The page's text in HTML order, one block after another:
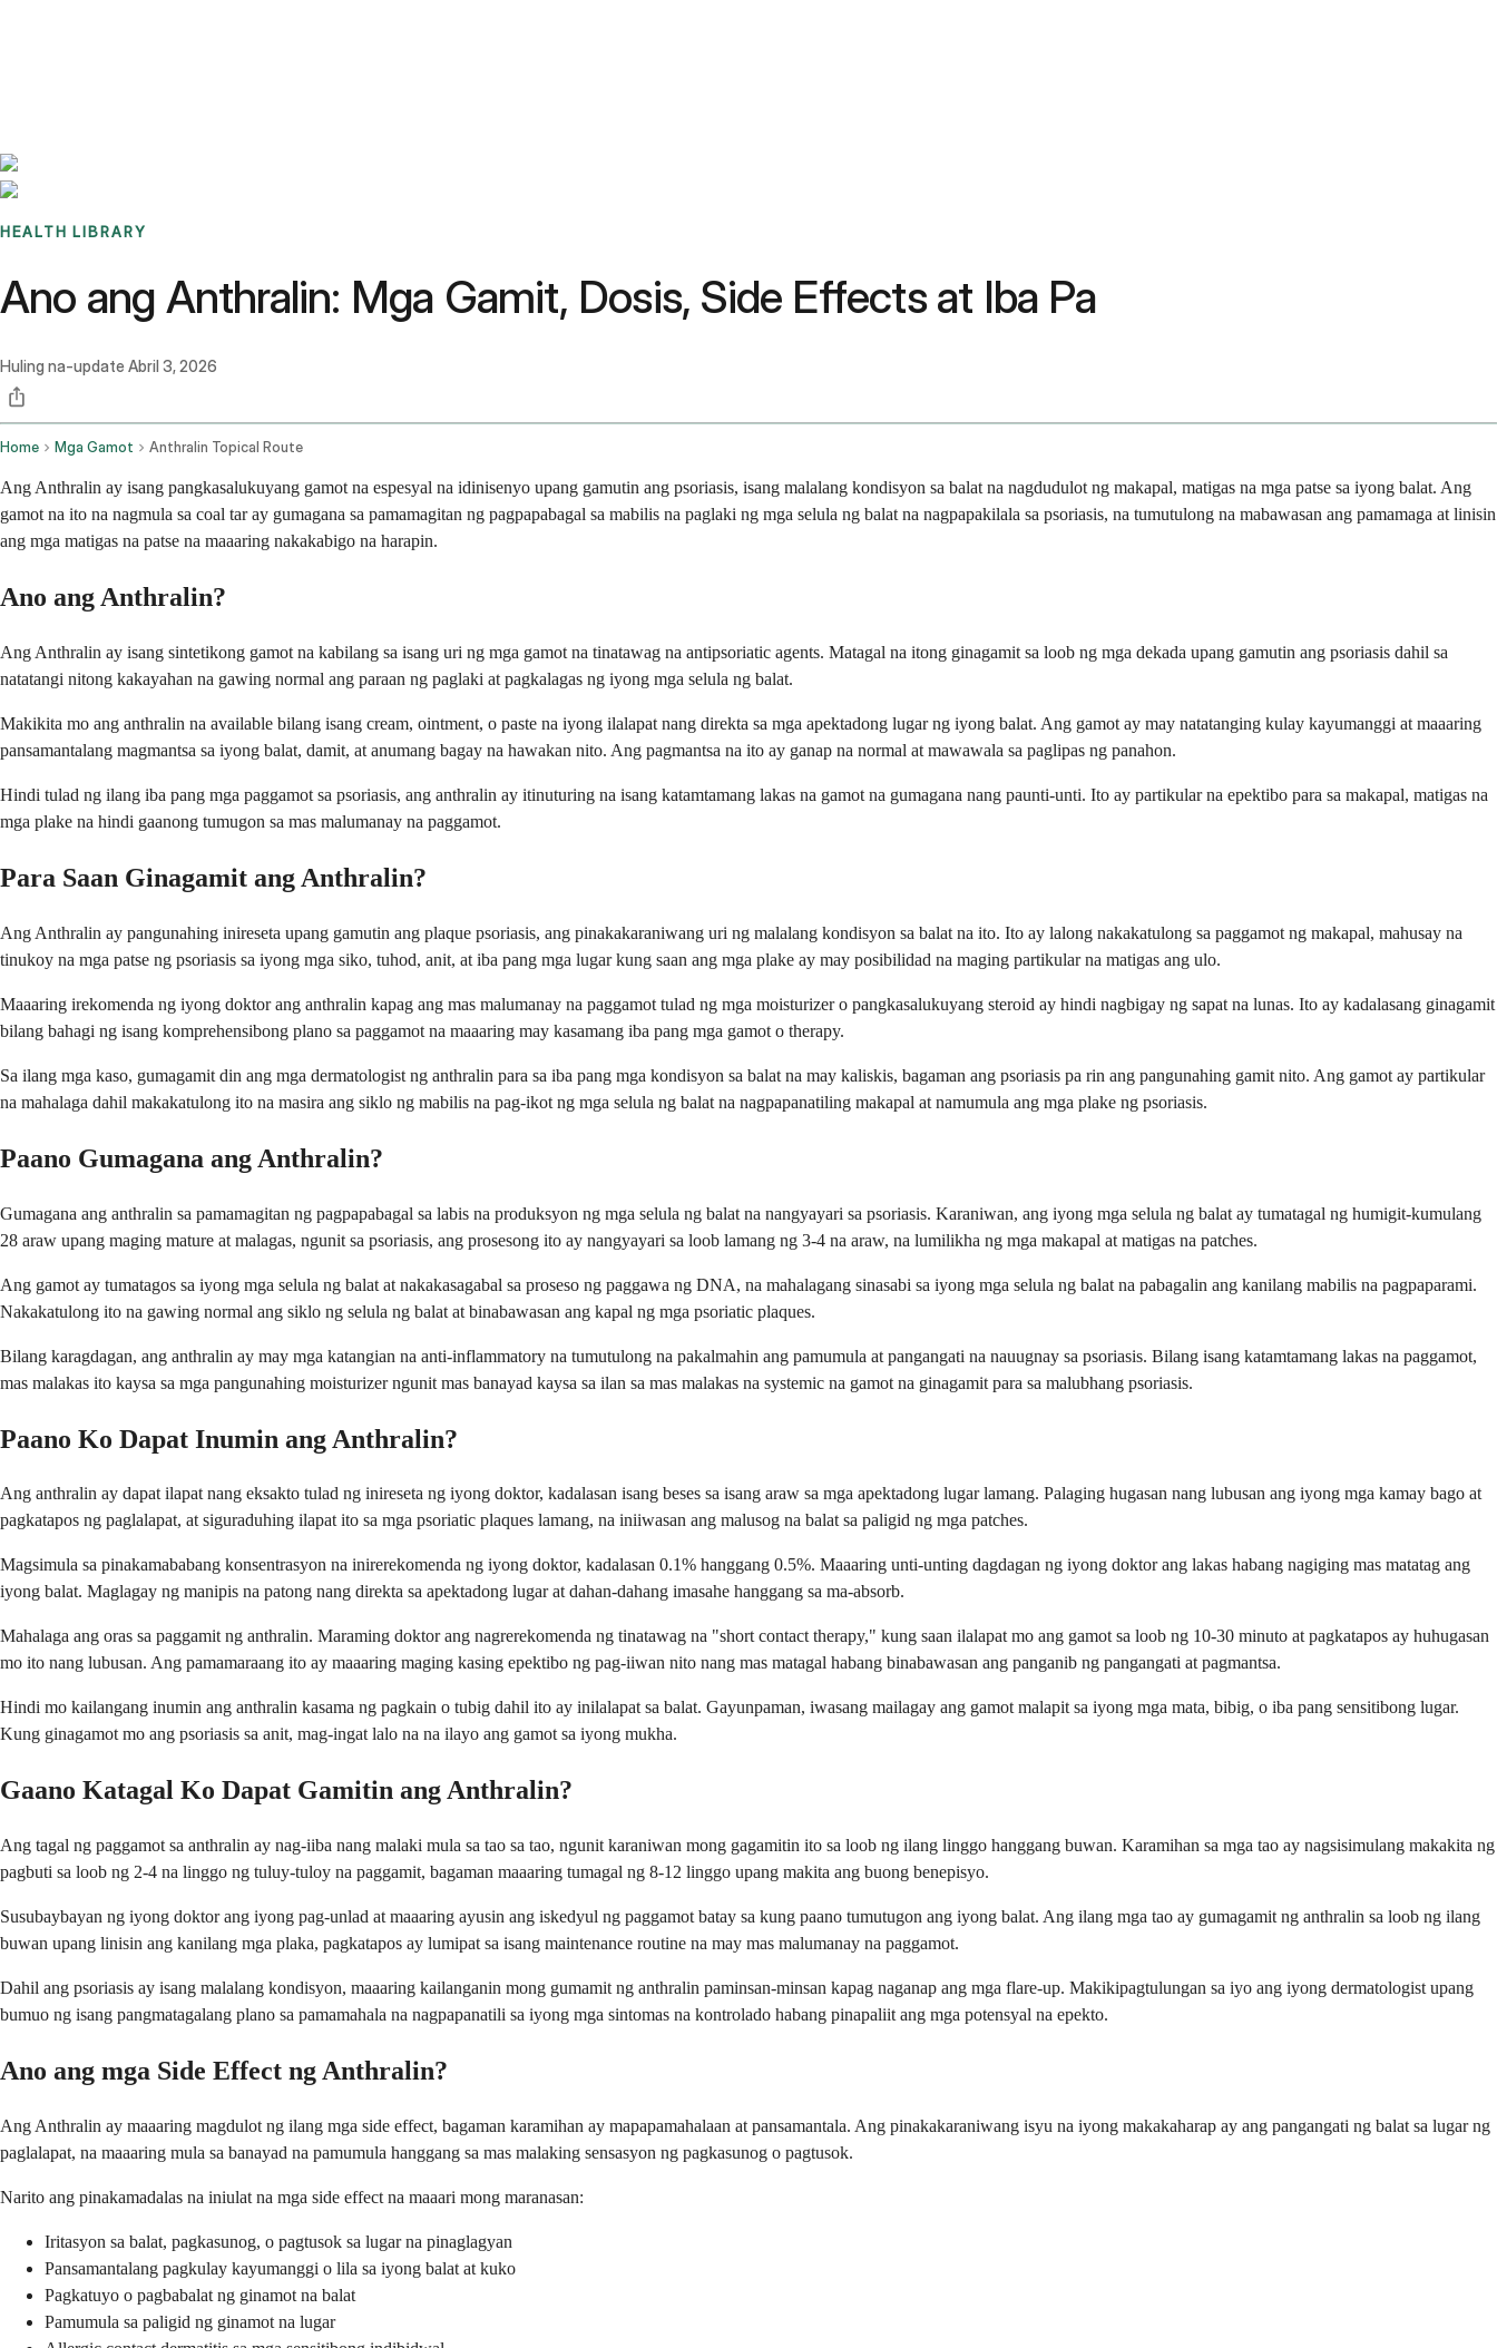
HEALTH LIBRARY
Ano ang Anthralin: Mga Gamit, Dosis, Side Effects at Iba Pa
Huling na-update Abril 3, 2026
Home Mga Gamot Anthralin Topical Route
Ang Anthralin ay isang pangkasalukuyang gamot na espesyal na idinisenyo upang gamutin ang psoriasis, isang malalang kondisyon sa balat na nagdudulot ng makapal, matigas na mga patse sa iyong balat. Ang
gamot na ito na nagmula sa coal tar ay gumagana sa pamamagitan ng pagpapabagal sa mabilis na paglaki ng mga selula ng balat na nagpapakilala sa psoriasis, na tumutulong na mabawasan ang pamamaga at linisin
ang mga matigas na patse na maaaring nakakabigo na harapin.
Ano ang Anthralin?
Ang Anthralin ay isang sintetikong gamot na kabilang sa isang uri ng mga gamot na tinatawag na antipsoriatic agents. Matagal na itong ginagamit sa loob ng mga dekada upang gamutin ang psoriasis dahil sa
natatangi nitong kakayahan na gawing normal ang paraan ng paglaki at pagkalagas ng iyong mga selula ng balat.
Makikita mo ang anthralin na available bilang isang cream, ointment, o paste na iyong ilalapat nang direkta sa mga apektadong lugar ng iyong balat. Ang gamot ay may natatanging kulay kayumanggi at maaaring
pansamantalang magmantsa sa iyong balat, damit, at anumang bagay na hawakan nito. Ang pagmantsa na ito ay ganap na normal at mawawala sa paglipas ng panahon.
Hindi tulad ng ilang iba pang mga paggamot sa psoriasis, ang anthralin ay itinuturing na isang katamtamang lakas na gamot na gumagana nang paunti-unti. Ito ay partikular na epektibo para sa makapal, matigas na
mga plake na hindi gaanong tumugon sa mas malumanay na paggamot.
Para Saan Ginagamit ang Anthralin?
Ang Anthralin ay pangunahing inireseta upang gamutin ang plaque psoriasis, ang pinakakaraniwang uri ng malalang kondisyon sa balat na ito. Ito ay lalong nakakatulong sa paggamot ng makapal, mahusay na
tinukoy na mga patse ng psoriasis sa iyong mga siko, tuhod, anit, at iba pang mga lugar kung saan ang mga plake ay may posibilidad na maging partikular na matigas ang ulo.
Maaaring irekomenda ng iyong doktor ang anthralin kapag ang mas malumanay na paggamot tulad ng mga moisturizer o pangkasalukuyang steroid ay hindi nagbigay ng sapat na lunas. Ito ay kadalasang ginagamit
bilang bahagi ng isang komprehensibong plano sa paggamot na maaaring may kasamang iba pang mga gamot o therapy.
Sa ilang mga kaso, gumagamit din ang mga dermatologist ng anthralin para sa iba pang mga kondisyon sa balat na may kaliskis, bagaman ang psoriasis pa rin ang pangunahing gamit nito. Ang gamot ay partikular
na mahalaga dahil makakatulong ito na masira ang siklo ng mabilis na pag-ikot ng mga selula ng balat na nagpapanatiling makapal at namumula ang mga plake ng psoriasis.
Paano Gumagana ang Anthralin?
Gumagana ang anthralin sa pamamagitan ng pagpapabagal sa labis na produksyon ng mga selula ng balat na nangyayari sa psoriasis. Karaniwan, ang iyong mga selula ng balat ay tumatagal ng humigit-kumulang
28 araw upang maging mature at malagas, ngunit sa psoriasis, ang prosesong ito ay nangyayari sa loob lamang ng 3-4 na araw, na lumilikha ng mga makapal at matigas na patches.
Ang gamot ay tumatagos sa iyong mga selula ng balat at nakakasagabal sa proseso ng paggawa ng DNA, na mahalagang sinasabi sa iyong mga selula ng balat na pabagalin ang kanilang mabilis na pagpaparami.
Nakakatulong ito na gawing normal ang siklo ng selula ng balat at binabawasan ang kapal ng mga psoriatic plaques.
Bilang karagdagan, ang anthralin ay may mga katangian na anti-inflammatory na tumutulong na pakalmahin ang pamumula at pangangati na nauugnay sa psoriasis. Bilang isang katamtamang lakas na paggamot,
mas malakas ito kaysa sa mga pangunahing moisturizer ngunit mas banayad kaysa sa ilan sa mas malakas na systemic na gamot na ginagamit para sa malubhang psoriasis.
Paano Ko Dapat Inumin ang Anthralin?
Ang anthralin ay dapat ilapat nang eksakto tulad ng inireseta ng iyong doktor, kadalasan isang beses sa isang araw sa mga apektadong lugar lamang. Palaging hugasan nang lubusan ang iyong mga kamay bago at
pagkatapos ng paglalapat, at siguraduhing ilapat ito sa mga psoriatic plaques lamang, na iniiwasan ang malusog na balat sa paligid ng mga patches.
Magsimula sa pinakamababang konsentrasyon na inirerekomenda ng iyong doktor, kadalasan 0.1% hanggang 0.5%. Maaaring unti-unting dagdagan ng iyong doktor ang lakas habang nagiging mas matatag ang
iyong balat. Maglagay ng manipis na patong nang direkta sa apektadong lugar at dahan-dahang imasahe hanggang sa ma-absorb.
Mahalaga ang oras sa paggamit ng anthralin. Maraming doktor ang nagrerekomenda ng tinatawag na "short contact therapy," kung saan ilalapat mo ang gamot sa loob ng 10-30 minuto at pagkatapos ay huhugasan
mo ito nang lubusan. Ang pamamaraang ito ay maaaring maging kasing epektibo ng pag-iiwan nito nang mas matagal habang binabawasan ang panganib ng pangangati at pagmantsa.
Hindi mo kailangang inumin ang anthralin kasama ng pagkain o tubig dahil ito ay inilalapat sa balat. Gayunpaman, iwasang mailagay ang gamot malapit sa iyong mga mata, bibig, o iba pang sensitibong lugar.
Kung ginagamot mo ang psoriasis sa anit, mag-ingat lalo na na ilayo ang gamot sa iyong mukha.
Gaano Katagal Ko Dapat Gamitin ang Anthralin?
Ang tagal ng paggamot sa anthralin ay nag-iiba nang malaki mula sa tao sa tao, ngunit karaniwan mong gagamitin ito sa loob ng ilang linggo hanggang buwan. Karamihan sa mga tao ay nagsisimulang makakita ng
pagbuti sa loob ng 2-4 na linggo ng tuluy-tuloy na paggamit, bagaman maaaring tumagal ng 8-12 linggo upang makita ang buong benepisyo.
Susubaybayan ng iyong doktor ang iyong pag-unlad at maaaring ayusin ang iskedyul ng paggamot batay sa kung paano tumutugon ang iyong balat. Ang ilang mga tao ay gumagamit ng anthralin sa loob ng ilang
buwan upang linisin ang kanilang mga plaka, pagkatapos ay lumipat sa isang maintenance routine na may mas malumanay na paggamot.
Dahil ang psoriasis ay isang malalang kondisyon, maaaring kailanganin mong gumamit ng anthralin paminsan-minsan kapag naganap ang mga flare-up. Makikipagtulungan sa iyo ang iyong dermatologist upang
bumuo ng isang pangmatagalang plano sa pamamahala na nagpapanatili sa iyong mga sintomas na kontrolado habang pinapaliit ang mga potensyal na epekto.
Ano ang mga Side Effect ng Anthralin?
Ang Anthralin ay maaaring magdulot ng ilang mga side effect, bagaman karamihan ay mapapamahalaan at pansamantala. Ang pinakakaraniwang isyu na iyong makakaharap ay ang pangangati ng balat sa lugar ng
paglalapat, na maaaring mula sa banayad na pamumula hanggang sa mas malaking sensasyon ng pagkasunog o pagtusok.
Narito ang pinakamadalas na iniulat na mga side effect na maaari mong maranasan:
Iritasyon sa balat, pagkasunog, o pagtusok sa lugar na pinaglagyan
Pansamantalang pagkulay kayumanggi o lila sa iyong balat at kuko
Pagkatuyo o pagbabalat ng ginamot na balat
Pamumula sa paligid ng ginamot na lugar